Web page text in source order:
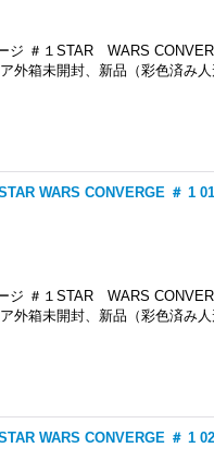
＃１STAR WARS
箱未開封、新品（彩色済み
WARS CONVERGE ＃ 1
＃１STAR WARS
箱未開封、新品（彩色済み
WARS CONVERGE ＃ 1